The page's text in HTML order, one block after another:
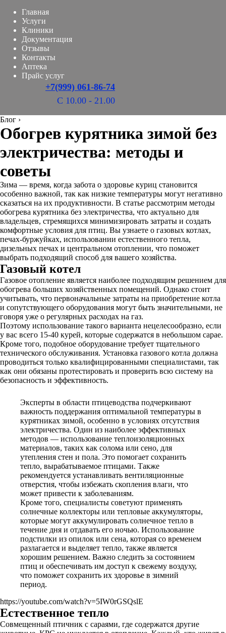
Главная
Услуги
Клиники
Документация
Отзывы
Контакты
Аптека
Прайс услуг
+7(999) 061-86-74
С 10.00 - 21.00
Блог ›
Обогрев курятника зимой без
электричества: методы и
советы
Зима — время, когда забота о здоровье куриц становится
особенно важной, так как низкие температуры могут негативно
сказаться на их продуктивности. В статье рассмотрим методы
обогрева курятника без электричества, что актуально для
владельцев, стремящихся минимизировать затраты и создать
комфортные условия для птиц. Вы узнаете о газовых котлах,
печах-буржуйках, использовании естественного тепла,
дизельных печах и центральном отоплении, что поможет
выбрать подходящий способ для вашего хозяйства.
Газовый котел
Газовое отопление является наиболее подходящим решением для
обогрева больших хозяйственных помещений. Однако стоит
учитывать, что первоначальные затраты на приобретение котла
и сопутствующего оборудования могут быть значительными, не
говоря уже о регулярных расходах на газ.
Поэтому использование такого варианта нецелесообразно, если
у вас всего 15-40 курей, которые содержатся в небольшом сарае.
Кроме того, подобное оборудование требует тщательного
технического обслуживания. Установка газового котла должна
проводиться только квалифицированными специалистами, так
как они обязаны протестировать и проверить всю систему на
безопасность и эффективность.
Эксперты в области птицеводства подчеркивают
важность поддержания оптимальной температуры в
курятниках зимой, особенно в условиях отсутствия
электричества. Один из наиболее эффективных
методов — использование теплоизоляционных
материалов, таких как солома или сено, для
утепления стен и пола. Это помогает сохранить
тепло, вырабатываемое птицами. Также
рекомендуется устанавливать вентиляционные
отверстия, чтобы избежать скопления влаги, что
может привести к заболеваниям.
Кроме того, специалисты советуют применять
солнечные коллекторы или тепловые аккумуляторы,
которые могут аккумулировать солнечное тепло в
течение дня и отдавать его ночью. Использование
подстилки из опилок или сена, которая со временем
разлагается и выделяет тепло, также является
хорошим решением. Важно следить за состоянием
птиц и обеспечивать им доступ к свежему воздуху,
что поможет сохранить их здоровье в зимний
период.
https://youtube.com/watch?v=5IW0rGSQslE
Естественное тепло
Совмещенный птичник с сараями, где содержатся другие